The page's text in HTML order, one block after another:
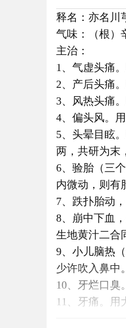
释名：亦名川
气味：（根）
主治：
1、气虚头痛
2、产后头痛
3、风热头痛
4、偏头风。
5、头晕目眩
两，共研为末
6、验胎（三
内微动，则有
7、跌扑胎动
8、崩中下血
生地黄汁二合
9、小儿脑热
少许吹入鼻中。
10、牙烂口臭
11、牙痛。用